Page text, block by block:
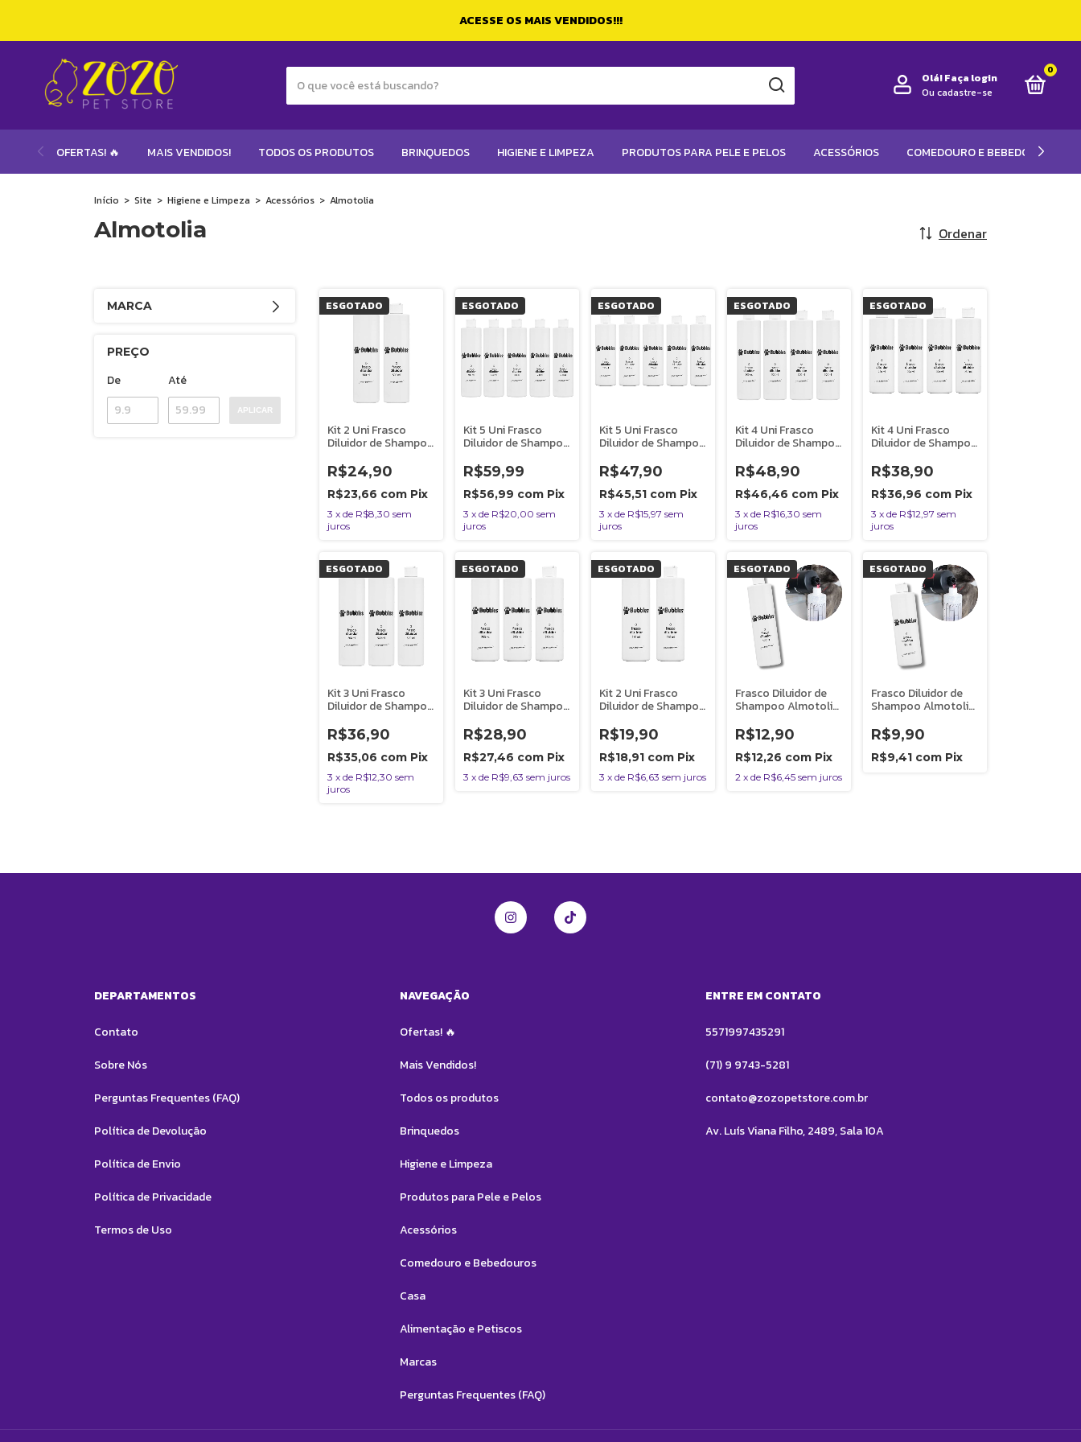
ACESSE OS MAIS VENDIDOS!!!
Olá!Faça login
Ou cadastre-se
0
OFERTAS! 🔥 MAIS VENDIDOS! TODOS OS PRODUTOS BRINQUEDOS HIGIENE E LIMPEZA PRODUTOS PARA PELE E PELOS ACESSÓRIOS COMEDOURO E BEBEDOUROS
Início > Site > Higiene e Limpeza > Acessórios > Almotolia
Almotolia Ordenar
MARCA
PREÇO
De Até
APLICAR
ESGOTADO
Kit 2 Uni Frasco
Diluidor de Shampoo
Tosa 500ml
R$24,90
R$23,66 com Pix
3 x de R$8,30 sem
juros
ESGOTADO
Kit 5 Uni Frasco
Diluidor de Shampoo
Tosa 500ml
R$59,99
R$56,99 com Pix
3 x de R$20,00 sem
juros
ESGOTADO
Kit 5 Uni Frasco
Diluidor de Shampoo
Tosa 250ml
R$47,90
R$45,51 com Pix
3 x de R$15,97 sem
juros
ESGOTADO
Kit 4 Uni Frasco
Diluidor de Shampoo
Tosa 500ml
R$48,90
R$46,46 com Pix
3 x de R$16,30 sem
juros
ESGOTADO
Kit 4 Uni Frasco
Diluidor de Shampoo
Tosa 250ml
R$38,90
R$36,96 com Pix
3 x de R$12,97 sem
juros
ESGOTADO
Kit 3 Uni Frasco
Diluidor de Shampoo
Tosa 500ml
R$36,90
R$35,06 com Pix
3 x de R$12,30 sem
juros
ESGOTADO
Kit 3 Uni Frasco
Diluidor de Shampoo
Tosa 250ml
R$28,90
R$27,46 com Pix
3 x de R$9,63 sem juros
ESGOTADO
Kit 2 Uni Frasco
Diluidor de Shampoo
Tosa 250ml
R$19,90
R$18,91 com Pix
3 x de R$6,63 sem juros
ESGOTADO
Frasco Diluidor de
Shampoo Almotolia
Bubbles 500ml
R$12,90
R$12,26 com Pix
2 x de R$6,45 sem juros
ESGOTADO
Frasco Diluidor de
Shampoo Almotolia
Bubbles 250ml
R$9,90
R$9,41 com Pix
DEPARTAMENTOS
Contato
Sobre Nós
Perguntas Frequentes (FAQ)
Política de Devolução
Política de Envio
Política de Privacidade
Termos de Uso
NAVEGAÇÃO
Ofertas! 🔥
Mais Vendidos!
Todos os produtos
Brinquedos
Higiene e Limpeza
Produtos para Pele e Pelos
Acessórios
Comedouro e Bebedouros
Casa
Alimentação e Petiscos
Marcas
Perguntas Frequentes (FAQ)
ENTRE EM CONTATO
5571997435291
(71) 9 9743-5281
contato@zozopetstore.com.br
Av. Luís Viana Filho, 2489, Sala 10A